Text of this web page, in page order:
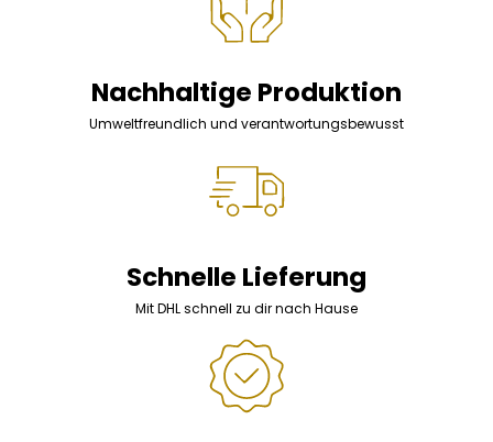
Nachhaltige Produktion
Umweltfreundlich und verantwortungsbewusst
Schnelle Lieferung
Mit DHL schnell zu dir nach Hause